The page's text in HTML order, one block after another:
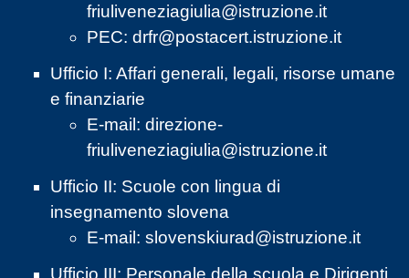
friuliveneziagiulia@istruzione.it
PEC: drfr@postacert.istruzione.it
Ufficio I: Affari generali, legali, risorse umane
e finanziarie
E-mail: direzione-
friuliveneziagiulia@istruzione.it
Ufficio II: Scuole con lingua di
insegnamento slovena
E-mail: slovenskiurad@istruzione.it
Ufficio III: Personale della scuola e Dirigenti